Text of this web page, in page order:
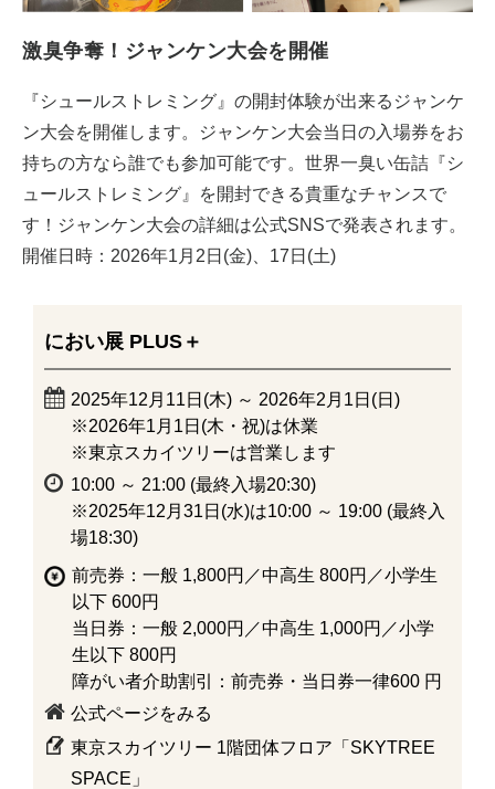
激臭争奪！ジャンケン大会を開催
『シュールストレミング』の開封体験が出来るジャンケ
ン大会を開催します。ジャンケン大会当日の入場券をお
持ちの方なら誰でも参加可能です。世界一臭い缶詰『シ
ュールストレミング』を開封できる貴重なチャンスで
す！ジャンケン大会の詳細は公式SNSで発表されます。
開催日時：2026年1月2日(金)、17日(土)
におい展 PLUS＋
2025年12月11日(木) ～ 2026年2月1日(日)
※2026年1月1日(木・祝)は休業
※東京スカイツリーは営業します
10:00 ～ 21:00 (最終入場20:30)
※2025年12月31日(水)は10:00 ～ 19:00 (最終入
場18:30)
前売券：一般 1,800円／中高生 800円／小学生
以下 600円
当日券：一般 2,000円／中高生 1,000円／小学
生以下 800円
障がい者介助割引：前売券・当日券一律600 円
公式ページをみる
東京スカイツリー 1階団体フロア「SKYTREE
SPACE」